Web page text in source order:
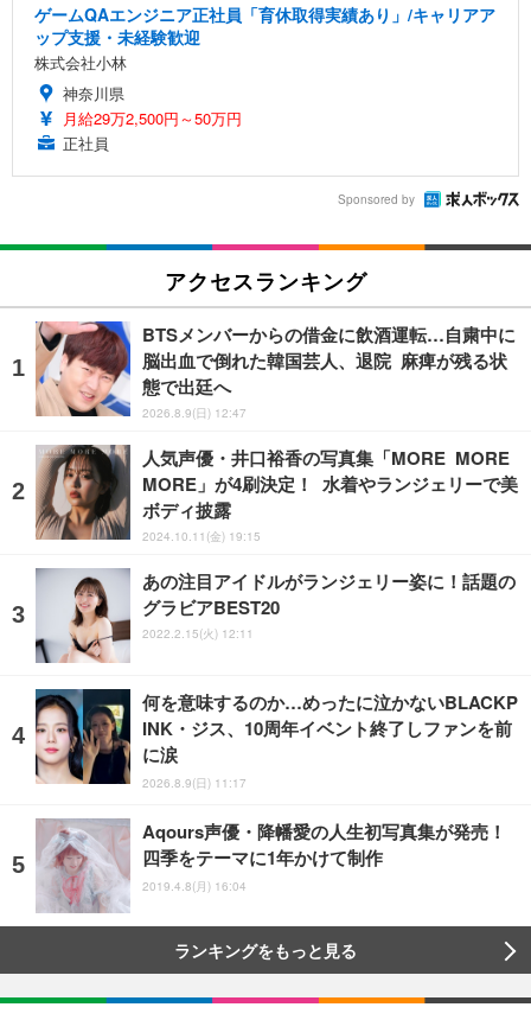
ゲームQAエンジニア正社員「育休取得実績あり」/キャリアア
ップ支援・未経験歓迎
株式会社小林
神奈川県
月給29万2,500円～50万円
正社員
Sponsored by
アクセスランキング
BTSメンバーからの借金に飲酒運転…自粛中に
脳出血で倒れた韓国芸人、退院 麻痺が残る状
態で出廷へ
2026.8.9(日) 12:47
人気声優・井口裕香の写真集「MORE MORE
MORE」が4刷決定！ 水着やランジェリーで美
ボディ披露
2024.10.11(金) 19:15
あの注目アイドルがランジェリー姿に！話題の
グラビアBEST20
2022.2.15(火) 12:11
何を意味するのか…めったに泣かないBLACKP
INK・ジス、10周年イベント終了しファンを前
に涙
2026.8.9(日) 11:17
Aqours声優・降幡愛の人生初写真集が発売！
四季をテーマに1年かけて制作
2019.4.8(月) 16:04
ランキングをもっと見る